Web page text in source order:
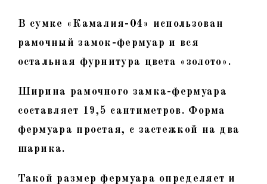
В сумке «Камалия-04» использован
рамочный замок-фермуар и вся
остальная фурнитура цвета «золото».
Ширина рамочного замка-фермуара
составляет 19,5 сантиметров. Форма
фермуара простая, с застежкой на два
шарика.
Такой размер фермуара определяет и